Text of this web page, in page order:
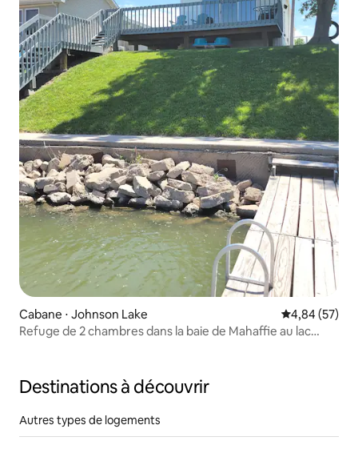
Cabane ⋅ Johnson Lake Évaluation
4,84 (57)
Refuge de 2 chambres dans la baie de Mahaffie au lac
Destinations à découvrir
Autres types de logements